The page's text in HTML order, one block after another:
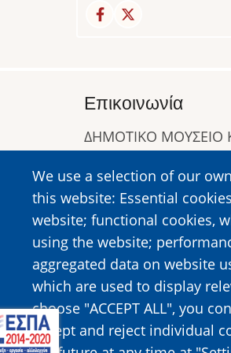
We use a selection of our
this website: Essential
website; functional cookies,
using the website;
aggregated data on website
which are used to display
choose "ACCEPT ALL", you
accept and reject individual
Επικοινωνία
ΔΗΜΟΤΙΚΟ ΜΟΥΣΕΙΟ
Τηλ:2692023646,
https://
Image